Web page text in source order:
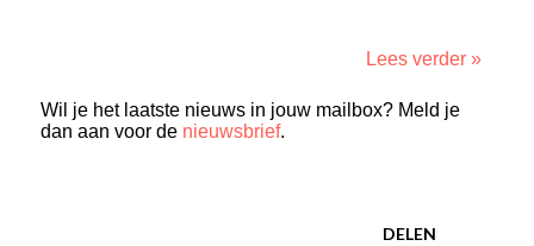
Lees verder »
Wil je het laatste nieuws in jouw mailbox? Meld je
dan aan voor de nieuwsbrief.
DELEN